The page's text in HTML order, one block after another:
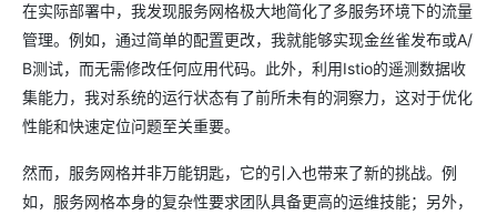
在实际部署中，我发现服务网格极大地简化了多服务环境下的流量
管理。例如，通过简单的配置更改，我就能够实现金丝雀发布或A/
B测试，而无需修改任何应用代码。此外，利用Istio的遥测数据收
集能力，我对系统的运行状态有了前所未有的洞察力，这对于优化
性能和快速定位问题至关重要。
然而，服务网格并非万能钥匙，它的引入也带来了新的挑战。例
如，服务网格本身的复杂性要求团队具备更高的运维技能；另外，